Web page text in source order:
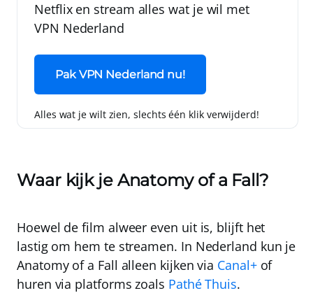
Netflix en stream alles wat je wil met
VPN Nederland
Pak VPN Nederland nu!
Alles wat je wilt zien, slechts één klik verwijderd!
Waar kijk je Anatomy of a Fall?
Hoewel de film alweer even uit is, blijft het
lastig om hem te streamen. In Nederland kun je
Anatomy of a Fall alleen kijken via Canal+of
huren via platforms zoals Pathé Thuis.